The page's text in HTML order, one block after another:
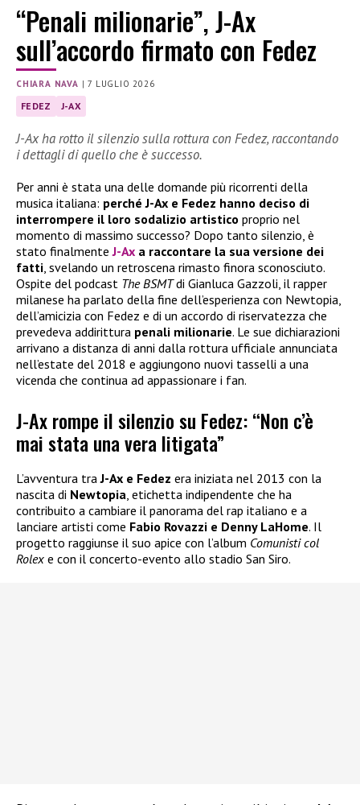
“Penali milionarie”, J-Ax
sull’accordo firmato con Fedez
CHIARA NAVA |7 LUGLIO 2026
FEDEZ J-AX
J-Ax ha rotto il silenzio sulla rottura con Fedez, raccontando
i dettagli di quello che è successo.
Per anni è stata una delle domande più ricorrenti della
musica italiana: perché J-Ax e Fedez hanno deciso di
interrompere il loro sodalizio artistico proprio nel
momento di massimo successo? Dopo tanto silenzio, è
stato finalmenteJ-Ax a raccontare la sua versione dei
fatti, svelando un retroscena rimasto finora sconosciuto.
Ospite del podcast The BSMTdi Gianluca Gazzoli, il rapper
milanese ha parlato della fine dell’esperienza con Newtopia,
dell’amicizia con Fedez e di un accordo di riservatezza che
prevedeva addirittura penali milionarie. Le sue dichiarazioni
arrivano a distanza di anni dalla rottura ufficiale annunciata
nell’estate del 2018 e aggiungono nuovi tasselli a una
vicenda che continua ad appassionare i fan.
J-Ax rompe il silenzio su Fedez: “Non c’è
mai stata una vera litigata”
L’avventura traJ-Ax e Fedez era iniziata nel 2013 con la
nascita di Newtopia, etichetta indipendente che ha
contribuito a cambiare il panorama del rap italiano e a
lanciare artisti come Fabio Rovazzi e Denny LaHome. Il
progetto raggiunse il suo apice con l’album Comunisti col
Rolex e con il concerto-evento allo stadio San Siro.